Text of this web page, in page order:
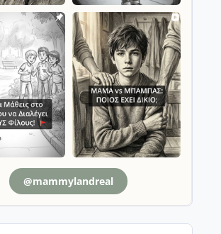
@mammylandreal